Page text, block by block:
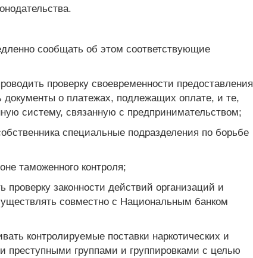
сообщать об этом соответствующие
проверку своевременности предоставления
о платежах, подлежащих оплате, и те,
систему, связанную с предпринимательством;
специальные подразделения по борьбе
таможенного контроля;
законности действий организаций и
совместно с Национальным банком
контролируемые поставки наркотических и
преступными группами и группировками с целью